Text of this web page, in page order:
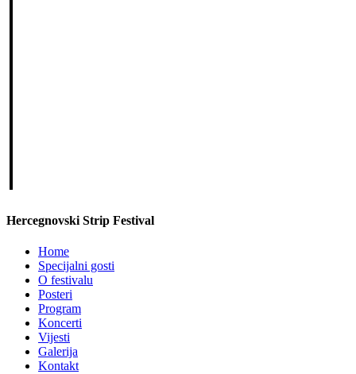
Hercegnovski Strip Festival
Home
Specijalni gosti
O festivalu
Posteri
Program
Koncerti
Vijesti
Galerija
Kontakt